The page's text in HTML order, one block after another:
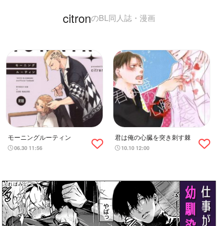
citronのBL同人誌・漫画
モーニングルーティン
06.30 11:56
君は俺の心臓を突き刺す棘
10.10 12:00